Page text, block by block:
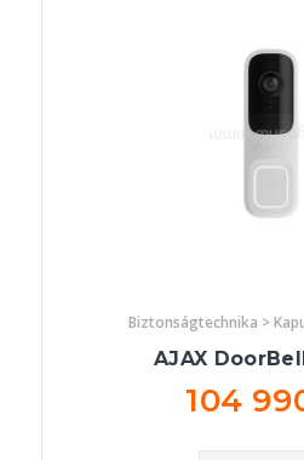
Biztonságtechnika >
AJAX
104